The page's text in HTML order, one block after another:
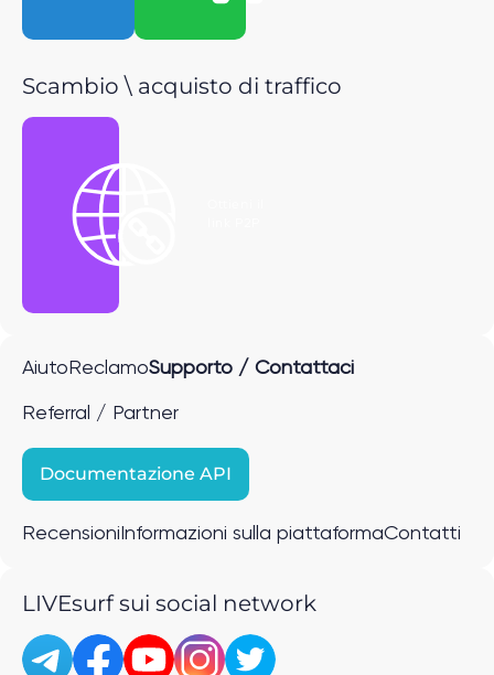
Scambio \ acquisto di traffico
Aiuto ReclamoSupporto / Contattaci
Referral / Partner
Documentazione API
Recensioni Informazioni sulla piattaformaContatti
LIVEsurf sui social network